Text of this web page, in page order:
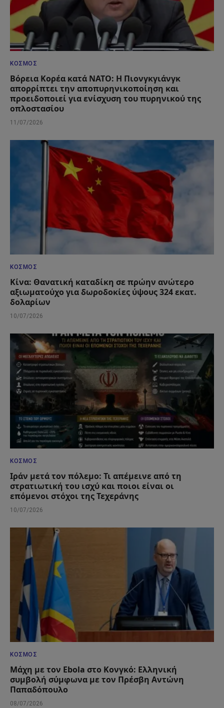
ΚΌΣΜΟΣ
Βόρεια Κορέα κατά ΝΑΤΟ: Η Πιονγκγιάνγκ
απορρίπτει την αποπυρηνικοποίηση και
προειδοποιεί για ενίσχυση του πυρηνικού της
οπλοστασίου
11/07/2026
ΚΌΣΜΟΣ
Κίνα: Θανατική καταδίκη σε πρώην ανώτερο
αξιωματούχο για δωροδοκίες ύψους 324 εκατ.
δολαρίων
10/07/2026
ΚΌΣΜΟΣ
Ιράν μετά τον πόλεμο: Τι απέμεινε από τη
στρατιωτική του ισχύ και ποιοι είναι οι
επόμενοι στόχοι της Τεχεράνης
10/07/2026
ΚΌΣΜΟΣ
Μάχη με τον Ebola στο Κονγκό: Ελληνική
συμβολή σύμφωνα με τον Πρέσβη Αντώνη
Παπαδόπουλο
08/07/2026